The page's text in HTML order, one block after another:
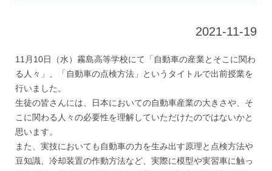
2021-11-19
11月10日（水）霧島高等学校にて「自動車の産業とそこに関わ
る人々」、「自動車の点検方法」というタイトルで出前授業を
行いました。
生徒の皆さんには、日本においての自動車産業の大きさや、そ
こに関わる人々の必要性を理解していただけたのではないかと
思います。
また、実技においても自動車の力を生み出す原理と点検方法や
豆知識、冷却装置の作動方法など、実際に模型や実習車に触っ